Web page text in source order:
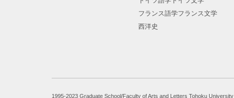
フランス語学フランス文学
西洋史
1995-2023 Graduate School/Faculty of Arts and Letters Tohoku University